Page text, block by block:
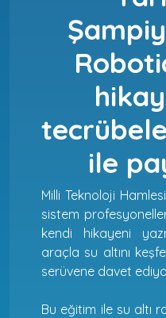
ile
Milli Teknoloji
sistem
kendi hikayeni
araçla su altını
serüvene davet
Bu eğitim ile su altı